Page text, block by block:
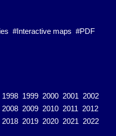
#Interactive maps #PDF
1998 1999 2000 2001 2002
2008 2009 2010 2011 2012
2018 2019 2020 2021 2022